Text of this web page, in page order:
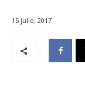
15 julio, 2017